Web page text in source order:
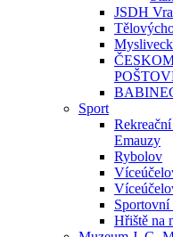
JSDH
Sport
Emauzy
Rybolov
Sportovní
Hřiště na